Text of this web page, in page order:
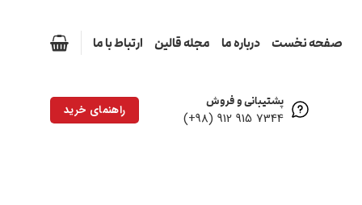
صفحه نخست درباره ما مجله قالین ارتباط با ما
پشتیبانی و فروش
7344 915 912 (98+) راهنمای خرید